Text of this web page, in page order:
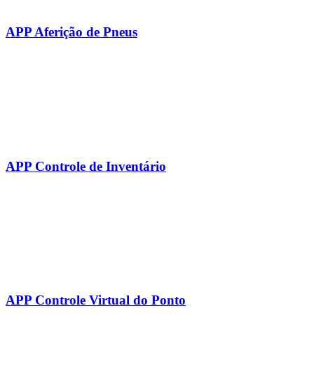
APP Aferição de Pneus
APP Controle de Inventário
APP Controle Virtual do Ponto